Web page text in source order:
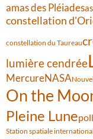
amas des Pléiades
constellation
constellation du Taureau
lumière cendrée
MercureNASA
On the
Pleine Lune
Station spatiale